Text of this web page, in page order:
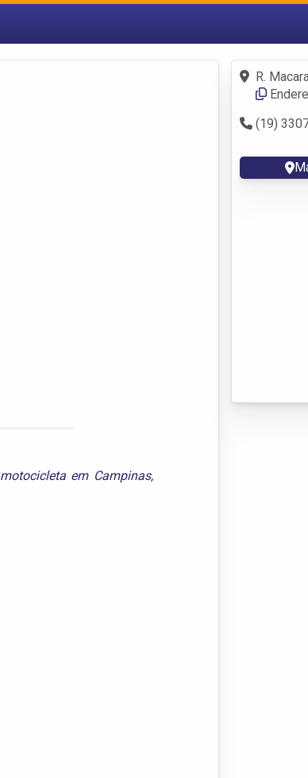
Fazer
Criar
motocicleta em Campinas,
R.
(19)